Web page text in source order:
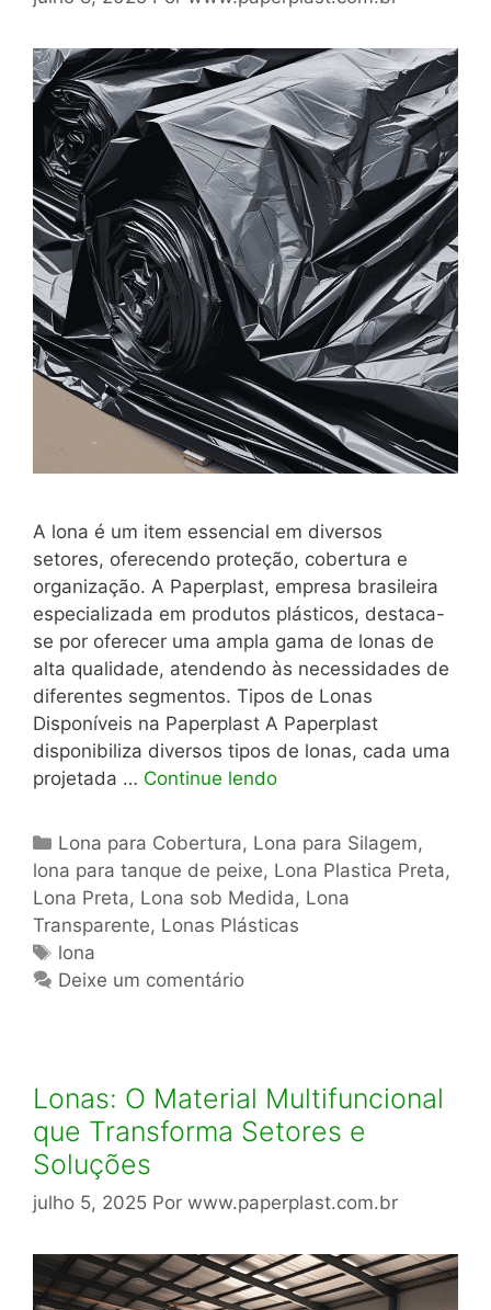
A lona é um item essencial em diversos
setores, oferecendo proteção, cobertura e
organização. A Paperplast, empresa brasileira
especializada em produtos plásticos, destaca-
se por oferecer uma ampla gama de lonas de
alta qualidade, atendendo às necessidades de
diferentes segmentos. Tipos de Lonas
Disponíveis na Paperplast A Paperplast
disponibiliza diversos tipos de lonas, cada uma
projetada … Continue lendo
Categorias
Lona para Cobertura, Lona para Silagem,
lona para tanque de peixe, Lona Plastica Preta,
Lona Preta, Lona sob Medida, Lona
Transparente, Lonas Plásticas
Tags
lona
Deixe um comentário
Lonas: O Material Multifuncional
que Transforma Setores e
Soluções
julho 5, 2025 Por www.paperplast.com.br